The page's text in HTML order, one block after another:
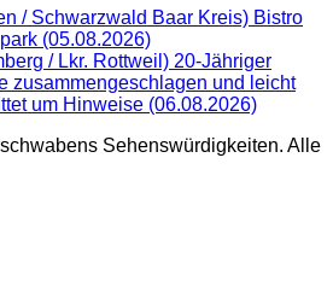
/ Schwarzwald Baar Kreis) Bistro
(05.08.2026)
/ Lkr. Rottweil) 20-Jähriger
zusammengeschlagen und leicht
um Hinweise (06.08.2026)
Sehenswürdigkeiten. Alle